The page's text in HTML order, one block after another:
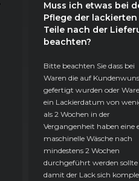
Muss ich etwas bei
Pflege der lackierten
Teile nach der
beachten?
Bitte beachten Sie dass bei
Waren die auf
gefertigt wurden oder
ein Lackierdatum von
als 2 Wochen in der
Vergangenheit haben eine
maschinelle Wäsche nach
mindestens 2 Wochen
durchgeführt werden sollte
damit der Lack sich